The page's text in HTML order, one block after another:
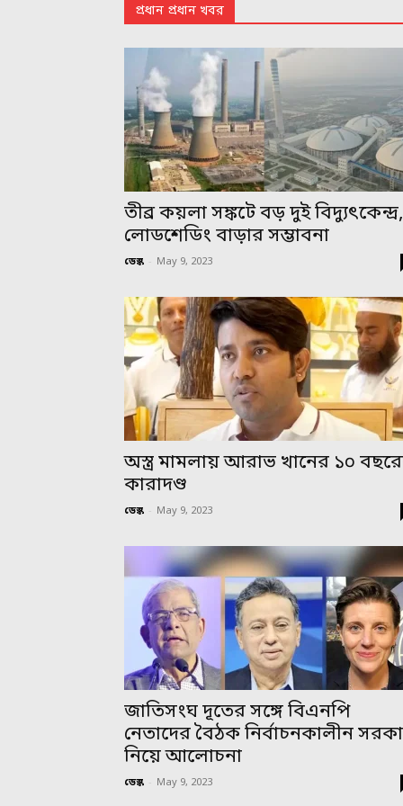
প্রধান প্রধান খবর
তীব্র কয়লা সঙ্কটে বড় দুই বিদ্যুৎকেন্দ্র,
লোডশেডিং বাড়ার সম্ভাবনা
ডেস্ক - May 9, 2023
অস্ত্র মামলায় আরাভ খানের ১০
কারাদণ্ড
ডেস্ক - May 9, 2023
জাতিসংঘ দূতের সঙ্গে বিএনপি
নেতাদের বৈঠক নির্বাচনকালীন
নিয়ে আলোচনা
ডেস্ক - May 9, 2023